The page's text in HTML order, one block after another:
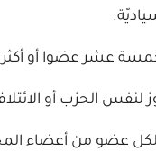
خمسة عشر عضوا أو أكثر
لنفس الحزب أو
عضو من أعضاء